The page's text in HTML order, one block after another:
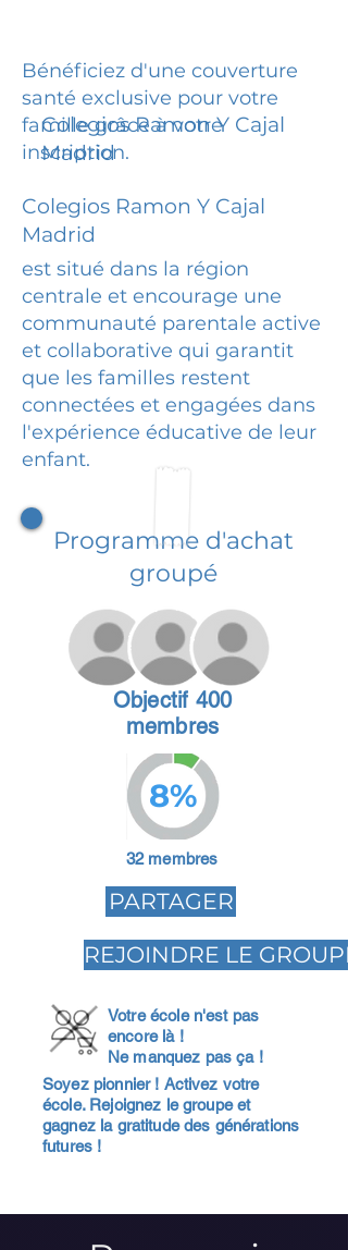
Bénéficiez d'une couverture
santé exclusive pour votre
famille grâce à votre
inscription.
Colegios Ramon Y Cajal
Madrid
Colegios Ramon Y Cajal
Madrid
est situé dans la région
centrale et encourage une
communauté parentale active
et collaborative qui garantit
que les familles restent
connectées et engagées dans
l'expérience éducative de leur
enfant.
Programme d'achat
groupé
Objectif 400
membres
8%
32 membres
PARTAGER
REJOINDRE LE GROUPE
Votre école n'est pas
encore là !
Ne manquez pas ça !
Soyez pionnier ! Activez votre
école. Rejoignez le groupe et
gagnez la gratitude des générations
futures !